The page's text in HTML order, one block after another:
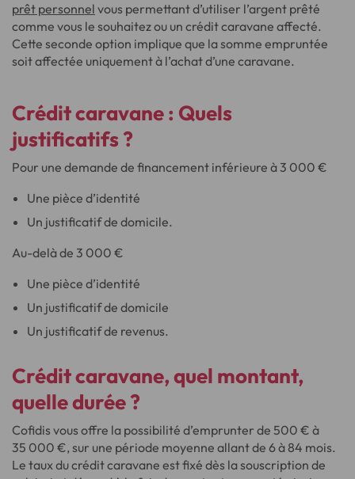
prêt personnel vous permettant d’utiliser l’argent prêté
comme vous le souhaitez ou un crédit caravane affecté.
Cette seconde option implique que la somme empruntée
soit affectée uniquement à l’achat d’une caravane.
Crédit caravane: Quels
justificatifs ?
Pour une demande de financement inférieure à 3 000 €
Une pièce d’identité
Un justificatif de domicile.
Au-delà de 3 000 €
Une pièce d’identité
Un justificatif de domicile
Un justificatif de revenus.
Crédit caravane,quel montant,
quelle durée?
Cofidis vous offre la possibilité d’emprunter de 500 € à
35 000 €, sur une période moyenne allant de 6 à 84 mois.
Le taux du crédit caravane est fixé dès la souscription de